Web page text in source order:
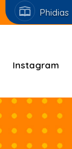
Phidias
Instagram